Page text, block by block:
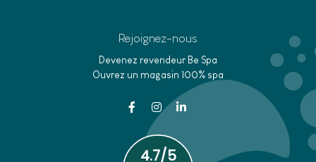
Rejoignez-nous
Devenez revendeur Be Spa
Ouvrez un magasin 100% spa